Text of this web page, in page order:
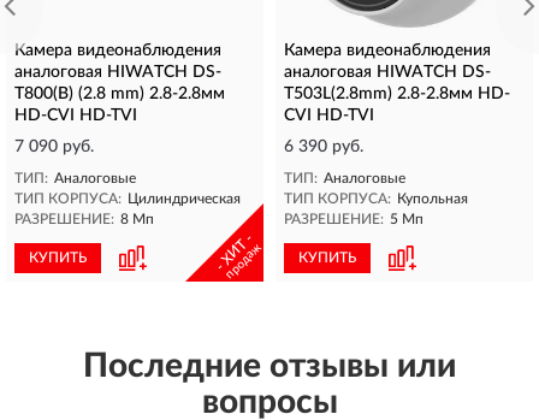
Камера видеонаблюдения
аналоговая HIWATCH DS-
T800(B) (2.8 mm) 2.8-2.8мм
HD-CVI HD-TVI
7 090 руб.
ТИП: Аналоговые
ТИП КОРПУСА: Цилиндрическая
РАЗРЕШЕНИЕ: 8 Мп
КУПИТЬ - ХИТ -
продаж
Камера видеонаблюдения
аналоговая HIWATCH DS-
T503L(2.8mm) 2.8-2.8мм HD-
CVI HD-TVI
6 390 руб.
ТИП: Аналоговые
ТИП КОРПУСА: Купольная
РАЗРЕШЕНИЕ: 5 Мп
КУПИТЬ
Последние отзывы или
вопросы